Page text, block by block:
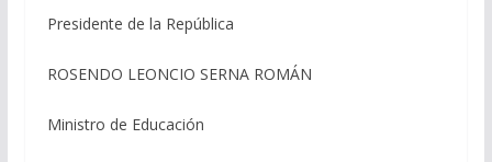
Presidente de la República
ROSENDO LEONCIO SERNA ROMÁN
Ministro de Educación